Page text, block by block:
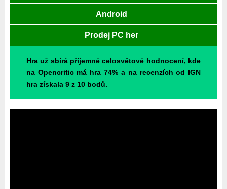
Android
Prodej PC her
Hra už sbírá příjemné celosvětové hodnocení, kde
na Opencritic má hra 74% a na recenzích od IGN
hra získala 9 z 10 bodů.